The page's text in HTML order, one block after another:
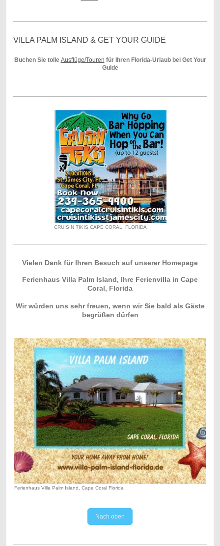
VILLA PALM ISLAND & GET YOUR GUIDE
Buchen Sie tolle Ausflüge/Touren für Ihren Florida-Urlaub bei Get Your
Guide
CRUISIN TIKIS CAPE CORAL, FLORIDA
Vielen Dank für Ihren Besuch auf unserer Homepage
Ferienhaus Villa Palm Island, Ihre Ferienvilla in Cape
Coral, Florida
Wir würden uns sehr freuen, wenn wir Sie bald als Gäste
begrüßen dürfen
Ferienhaus Villa Palm Island, Cape Coral Florida
Nach oben